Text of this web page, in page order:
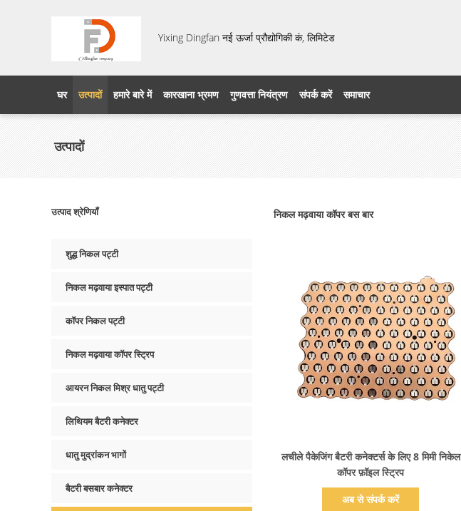
Yixing Dingfan नई ऊर्जा प्रौद्योगिकी कं, लिमिटेड
घर उत्पादों हमारे बारे में कारखाना भ्रमण गुणवत्ता नियंत्रण संपर्क करें समाचार
उत्पादों
उत्पाद श्रेणियाँ
शुद्ध निकल पट्टी
निकल मढ़वाया इस्पात पट्टी
कॉपर निकल पट्टी
निकल मढ़वाया कॉपर स्ट्रिप
आयरन निकल मिश्र धातु पट्टी
लिथियम बैटरी कनेक्टर
धातु मुद्रांकन भागों
बैटरी बसबार कनेक्टर
निकल मढ़वाया कॉपर बस बार
प्रदर्शन का विवरण
लचीले पैकेजिंग बैटरी कनेक्टर्स के लिए 8 मिमी निकेल
कॉपर फ़ॉइल स्ट्रिप
अब से संपर्क करें